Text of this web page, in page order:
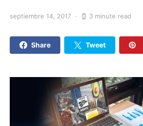
septiembre 14, 2017 3 minute read
Share Tweet